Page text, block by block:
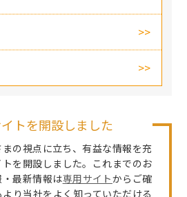
トを開設しました
の視点に立ち、有益な情報を充
を開設しました。これまでのお
最新情報は専用サイトからご確
り当社をよく知っていただける